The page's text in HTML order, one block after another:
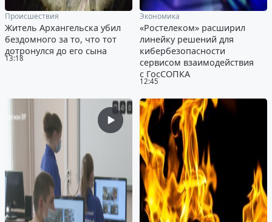
13:18
Происшествия
Житель Архангельска убил
бездомного за то, что тот
дотронулся до его сына
12:45
Экономика
«Ростелеком» расширил
линейку решений для
кибербезопасности
сервисом взаимодействия
с ГосСОПКА